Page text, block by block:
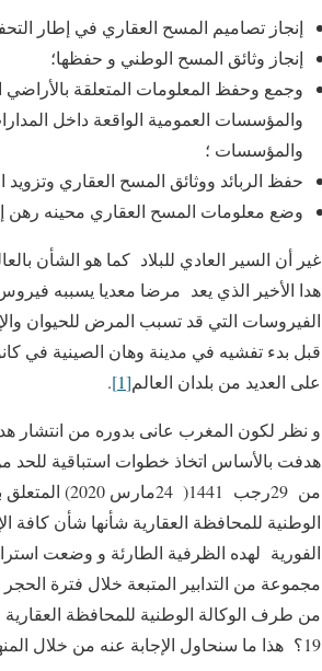
إنجاز تصاميم المسح العقاري في إطار
إنجاز وثائق المسح الوطني و حفظها؛
وجمع وحفظ المعلومات المتعلقة بالأراضي
والمؤسسات العمومية الواقعة داخل
والمؤسسات ؛
حفظ الربائد ووثائق المسح العقاري وتزويد
وضع معلومات المسح العقاري محينه رهن
هدا الأخير الذي يعد مرضا معديا يسببه
الفيروسات التي قد تسبب المرض للحيوان
على العديد من بلدان العالم[1]
.
و نظر لكون المغرب عانى بدوره من انتشار
من 29رجب
الوطنية للمحافظة العقارية شأنها شأن كافة
الفورية لهده الظرفية الطارئة و وضعت
مجموعة من التدابير المتبعة خلال فترة
من طرف الوكالة الوطنية للمحافظة
19؟ هذا ما سنحاول الإجابة عنه من خلال المنهج التالي :